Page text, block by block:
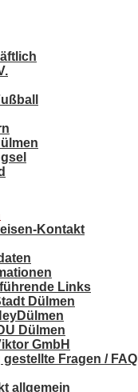
Kontakt
Links
Dülmen
Dülmen
GmbH
gestellte Fragen / FAQ
allgemein